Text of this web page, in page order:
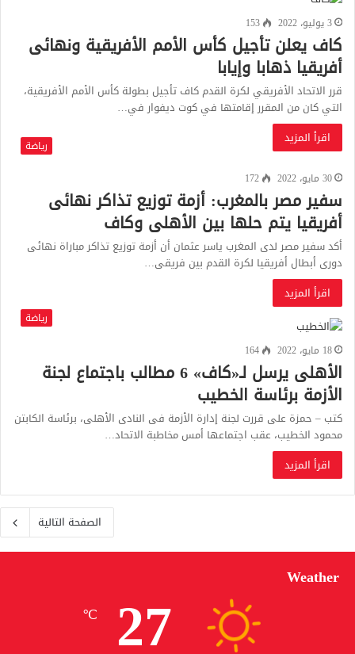
3 يوليو، 2022
153
كاف يعلن تأجيل كأس الأمم الأفريقية ونهائى
أفريقيا ذهابا وإيابا
قرر الاتحاد الأفريقي لكرة القدم كاف تأجيل بطولة كأس الأمم الأفريقية،
التي كان من المقرر إقامتها في كوت ديفوار في…
اقرأ المزيد
رياضة
30 مايو، 2022
172
سفير مصر بالمغرب: أزمة توزيع تذاكر نهائى
أفريقيا يتم حلها بين الأهلى وكاف
أكد سفير مصر لدى المغرب ياسر عثمان أن أزمة توزيع تذاكر مباراة نهائى
دورى أبطال أفريقيا لكرة القدم بين فريقى…
اقرأ المزيد
رياضة
18 مايو، 2022
164
الأهلى يرسل لـ«كاف» 6 مطالب باجتماع لجنة
الأزمة برئاسة الخطيب
كتب – حمزة على قررت لجنة إدارة الأزمة فى النادى الأهلى، برئاسة الكابتن
محمود الخطيب، عقب اجتماعها أمس مخاطبة الاتحاد…
اقرأ المزيد
الصفحة التالية
Weather
27
℃